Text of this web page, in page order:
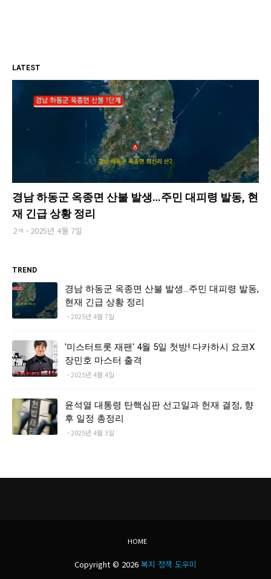
LATEST
경남 하동군 옥종면 산불 발생…주민 대피령 발동, 현
재 긴급 상황 정리
2ㅋ 2025년 4월 7일
TREND
경남 하동군 옥종면 산불 발생…주민 대피령 발동,
현재 긴급 상황 정리
2025년 4월 7일
'미스터트롯 재팬' 4월 5일 첫방! 다카하시 요코X
장민호 마스터 출격
2025년 4월 4일
윤석열 대통령 탄핵심판 선고일과 헌재 결정, 향
후 일정 총정리
2025년 4월 3일
HOME
Copyright © 2026 복지 정책 도우미